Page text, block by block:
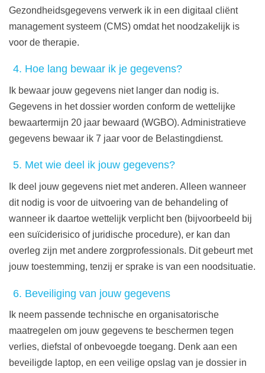
Gezondheidsgegevens verwerk ik in een digitaal cliënt
management systeem (CMS) omdat het noodzakelijk is
voor de therapie.
4. Hoe lang bewaar ik je gegevens?
Ik bewaar jouw gegevens niet langer dan nodig is.
Gegevens in het dossier worden conform de wettelijke
bewaartermijn 20 jaar bewaard (WGBO). Administratieve
gegevens bewaar ik 7 jaar voor de Belastingdienst.
5. Met wie deel ik jouw gegevens?
Ik deel jouw gegevens niet met anderen. Alleen wanneer
dit nodig is voor de uitvoering van de behandeling of
wanneer ik daartoe wettelijk verplicht ben (bijvoorbeeld bij
een suïciderisico of juridische procedure), er kan dan
overleg zijn met andere zorgprofessionals. Dit gebeurt met
jouw toestemming, tenzij er sprake is van een noodsituatie.
6. Beveiliging van jouw gegevens
Ik neem passende technische en organisatorische
maatregelen om jouw gegevens te beschermen tegen
verlies, diefstal of onbevoegde toegang. Denk aan een
beveiligde laptop, en een veilige opslag van je dossier in